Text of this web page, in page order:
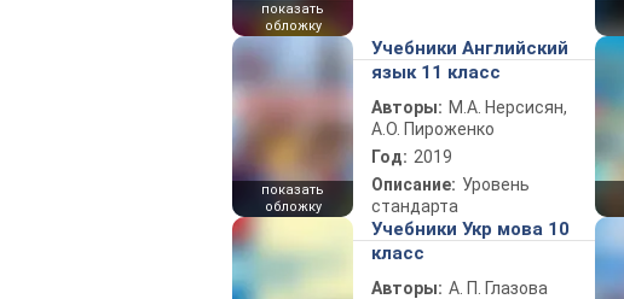
показать
обложку
показать
обложку
Учебники Английский
язык 11 класс
Авторы: М.А. Нерсисян,
А.О. Пироженко
Год: 2019
Описание: Уровень
стандарта
Учебники Укр мова 10
класс
Авторы: А. П. Глазова